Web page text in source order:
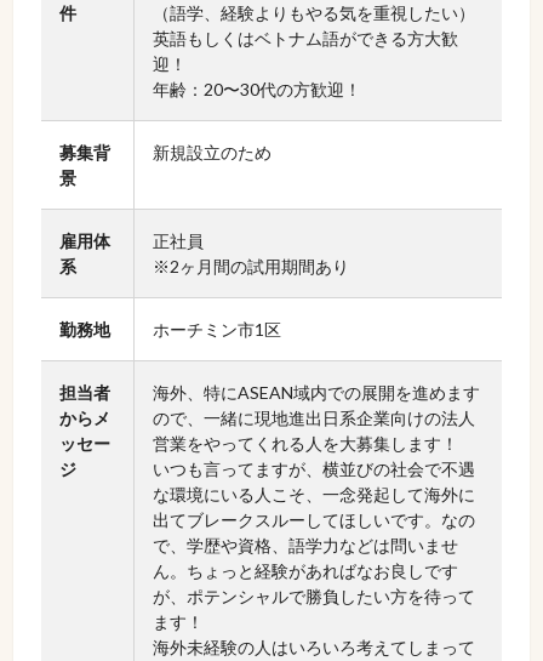
件
（語学、経験よりもやる気を重視したい）
英語もしくはベトナム語ができる方大歓
迎！
年齢：20〜30代の方歓迎！
募集背
景
新規設立のため
雇用体
系
正社員
※2ヶ月間の試用期間あり
勤務地 ホーチミン市1区
担当者
からメ
ッセー
ジ
海外、特にASEAN域内での展開を進めます
ので、一緒に現地進出日系企業向けの法人
営業をやってくれる人を大募集します！
いつも言ってますが、横並びの社会で不遇
な環境にいる人こそ、一念発起して海外に
出てブレークスルーしてほしいです。なの
で、学歴や資格、語学力などは問いませ
ん。ちょっと経験があればなお良しです
が、ポテンシャルで勝負したい方を待って
ます！
海外未経験の人はいろいろ考えてしまって